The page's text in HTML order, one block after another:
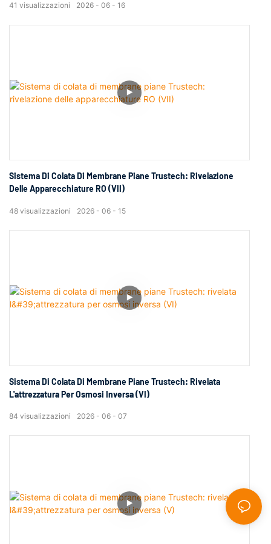
2026 06 16
41 visualizzazioni
Sistema Di Colata Di Membrane Piane Trustech: Rivelazione
Delle Apparecchiature RO (VII)
2026 06 15
48 visualizzazioni
Sistema Di Colata Di Membrane Piane Trustech: Rivelata
L'attrezzatura Per Osmosi Inversa (VI)
2026 06 07
84 visualizzazioni